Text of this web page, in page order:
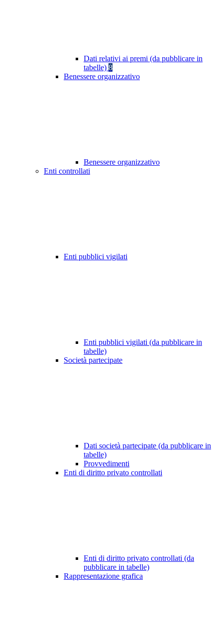
Dati relativi ai premi (da pubblicare in
tabelle) 8
Benessere organizzativo
Benessere organizzativo
Enti controllati
Enti pubblici vigilati
Enti pubblici vigilati (da pubblicare in
tabelle)
Società partecipate
Dati società partecipate (da pubblicare in
tabelle)
Provvedimenti
Enti di diritto privato controllati
Enti di diritto privato controllati (da
pubblicare in tabelle)
Rappresentazione grafica